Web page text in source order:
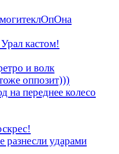
кастом!
и волк
оппозит)))
на переднее колесо
ударами